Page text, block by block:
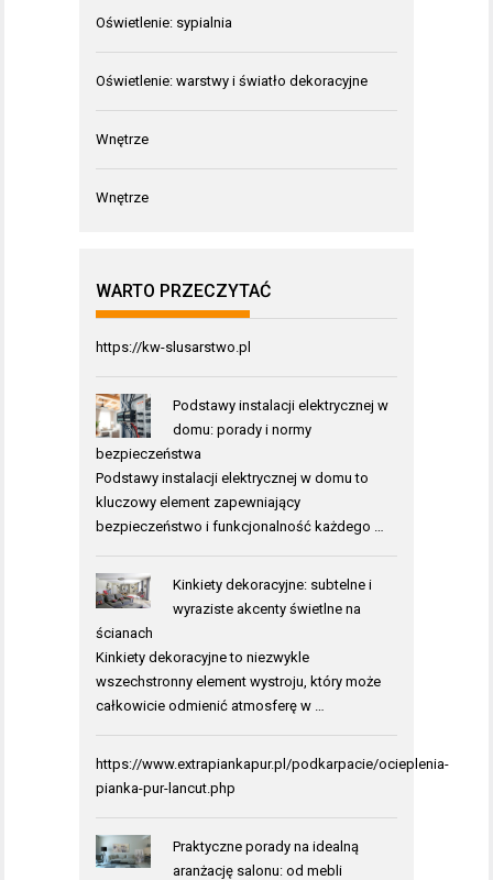
Oświetlenie: sypialnia
Oświetlenie: warstwy i światło dekoracyjne
Wnętrze
Wnętrze
WARTO PRZECZYTAĆ
https://kw-slusarstwo.pl
Podstawy instalacji elektrycznej w
domu: porady i normy
bezpieczeństwa
Podstawy instalacji elektrycznej w domu to
kluczowy element zapewniający
bezpieczeństwo i funkcjonalność każdego …
Kinkiety dekoracyjne: subtelne i
wyraziste akcenty świetlne na
ścianach
Kinkiety dekoracyjne to niezwykle
wszechstronny element wystroju, który może
całkowicie odmienić atmosferę w …
https://www.extrapiankapur.pl/podkarpacie/ocieplenia-
pianka-pur-lancut.php
Praktyczne porady na idealną
aranżację salonu: od mebli